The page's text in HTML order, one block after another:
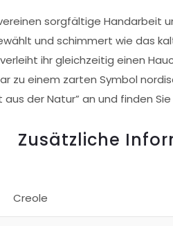
sorgfältige
und schimmert wie das
ihr gleichzeitig einen
zu einem zarten Symbol
der Natur” an und finden
Zusätzliche
Creole